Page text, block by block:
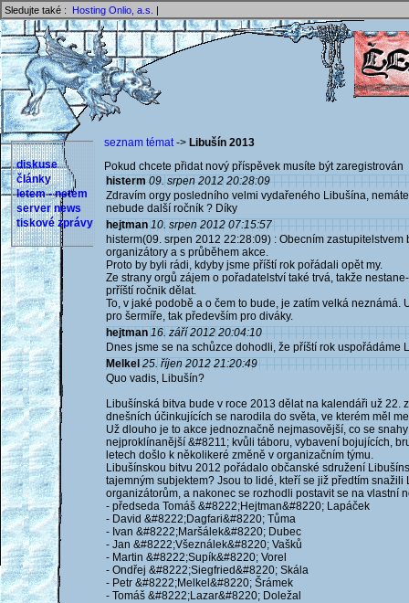
Sledujte také : Hosting Onlio, a.s. |
diskuse
články
letem - netem
server news
tiskové zprávy
seznam témat-> Libušín 2013
Pokud chcete přidat nový příspěvek musíte být
histerm 09. srpen 2012 20:28:09
Zdravím orgy posledního velmi vydařeného Libušína,
nebude další ročník ? Díky
hejtman 10. srpen 2012 07:15:57
histerm(09. srpen 2012 22:28:09) : Obecním
organizátory a s průběhem akce.
Proto by byli rádi, kdyby jsme příští rok pořádali opět my.
Ze strany orgů zájem o pořadatelství také trvá, takže
prříští ročnik dělat.
To, v jaké podobě a o čem to bude, je zatím velká
pro šermíře, tak především pro diváky.
hejtman 16. září 2012 20:04:10
Dnes jsme se na schůzce dohodli, že příští rok uspořádáme
Melkel 25. říjen 2012 21:20:49
Quo vadis, Libušín?
Libušínská bitva bude v roce 2013 dělat na kalendáři už 22.
dnešních účinkujících se narodila do světa, ve kterém měl
Už dlouho je to akce jednoznačně nejmasovější, co se
nejproklínanější &#8211; kvůli táboru, vybavení bojujících,
letech došlo k několikeré změně v organizačním týmu.
Libušínskou bitvu 2012 pořádalo občanské sdružení
tajemným subjektem? Jsou to lidé, kteří se již předtím
organizátorům, a nakonec se rozhodli postavit se na vlastní
- předseda Tomáš &#8222;Hejtman&#8220; Lapáček
- David &#8222;Dagfari&#8220; Tůma
- Ivan &#8222;Maršálek&#8220; Dubec
- Jan &#8222;Všeználek&#8220; Vašků
- Martin &#8222;Supík&#8220; Vorel
- Ondřej &#8222;Siegfried&#8220; Skála
- Petr &#8222;Melkel&#8220; Šrámek
- Tomáš &#8222;Lazar&#8220; Doležal